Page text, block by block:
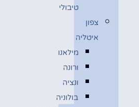
טיבולי
צפון
איטליה
מילאנו
ורונה
ונציה
בולוניה